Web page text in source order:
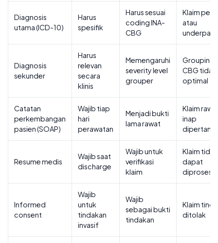
Diagnosis
utama (ICD-10)
Harus
spesifik
Harus sesuai
coding INA-
CBG
Klaim
atau
Diagnosis
sekunder
Harus
relevan
secara
klinis
Memengaruhi
severity level
grouper
Grouping
CBG tidak
optimal
Catatan
perkembangan
pasien (SOAP)
Wajib tiap
hari
perawatan
Menjadi bukti
lama rawat
Klaim
inap
Resume medis
Wajib saat
discharge
Wajib untuk
verifikasi
klaim
Klaim tidak
dapat
diproses
Informed
consent
Wajib
untuk
tindakan
invasif
Wajib
sebagai bukti
tindakan
Klaim
ditolak